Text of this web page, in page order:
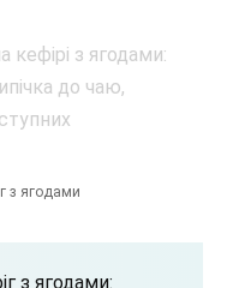
з ягодами
з ягодами: